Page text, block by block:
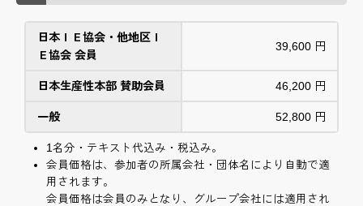
日本ＩＥ協会・他地区Ｉ
Ｅ協会 会員
39,600 円
日本生産性本部 賛助会員 46,200 円
一般 52,800 円
1名分・テキスト代込み・税込み。
会員価格は、参加者の所属会社・団体名により自動で適
用されます。
会員価格は会員のみとなり、グループ会社には適用され